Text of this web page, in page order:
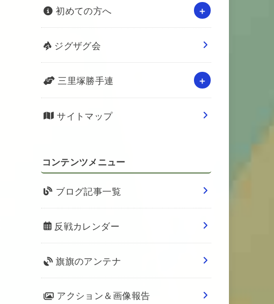
初めての方へ
ジグザグ会
三里塚勝手連
サイトマップ
コンテンツメニュー
ブログ記事一覧
反戦カレンダー
旗旗のアンテナ
アクション＆画像報告